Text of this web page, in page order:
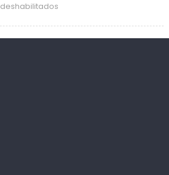
deshabilitados